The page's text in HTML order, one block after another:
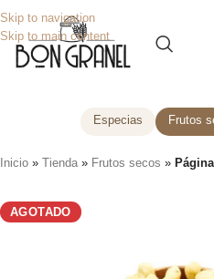
Skip to navigation
Skip to main content
Especias Frutos
Inicio » Tienda » Frutos secos »
AGOTADO